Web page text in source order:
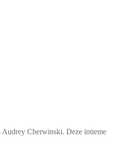
Cherwinski. Deze intieme